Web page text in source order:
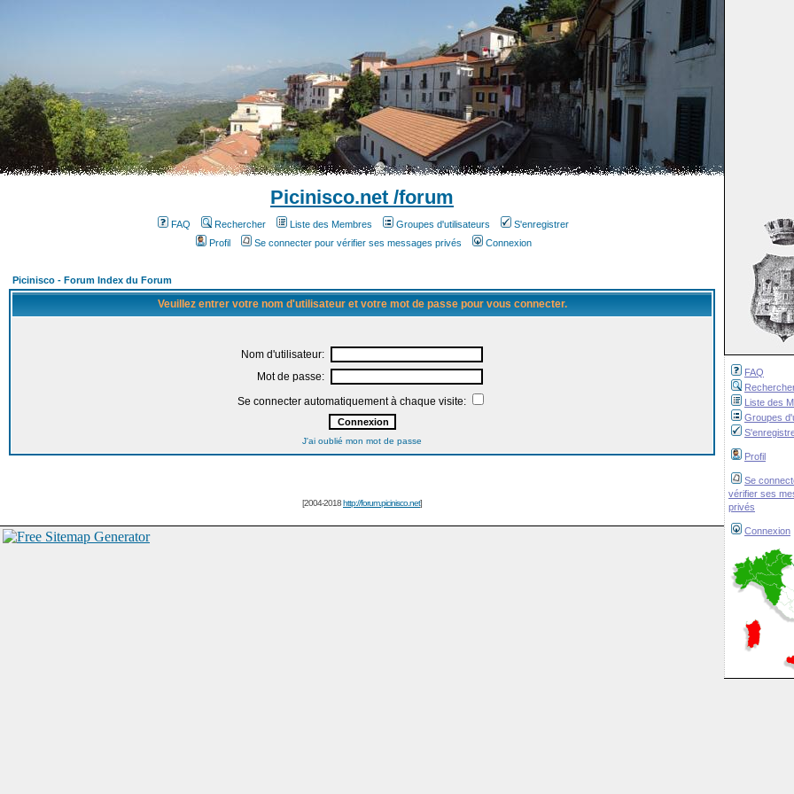
FAQ
Liste des
Groupes
Profil
Se
vérifier ses
privés
Connexion
Picinisco.net /forum
FAQ Rechercher Liste des Membres Groupes d'utilisateurs
S'enregistrer
Profil
Se connecter pour vérifier ses messages privés Connexion
Picinisco - Forum Index du Forum
Veuillez entrer votre nom d'utilisateur et votre mot de passe pour vous connecter.
Nom d'utilisateur:
Mot de passe:
Se connecter automatiquement à chaque visite:
J'ai oublié mon mot de passe
[2004-2018http://forum.picinisco.net]